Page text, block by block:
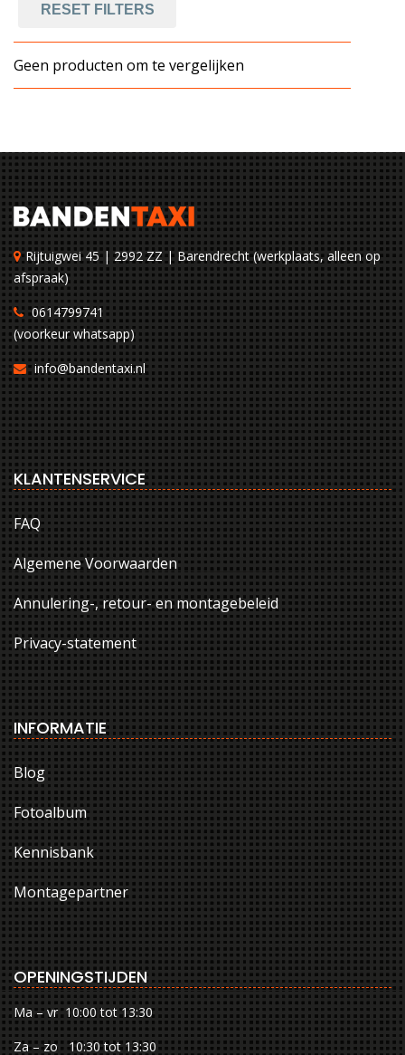
RESET FILTERS
Geen producten om te vergelijken
Rijtuigwei 45 | 2992 ZZ | Barendrecht (werkplaats, alleen op
afspraak)
0614799741
(voorkeur whatsapp)
info@bandentaxi.nl
KLANTENSERVICE
FAQ
Algemene Voorwaarden
Annulering-, retour- en montagebeleid
Privacy-statement
INFORMATIE
Blog
Fotoalbum
Kennisbank
Montagepartner
OPENINGSTIJDEN
Ma – vr 10:00 tot 13:30
Za – zo 10:30 tot 13:30